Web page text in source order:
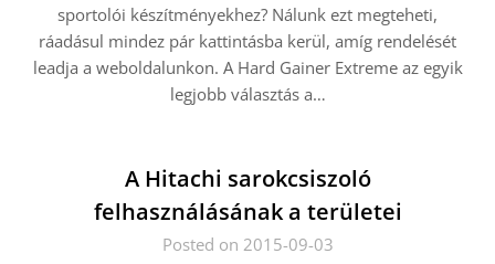
sportolói készítményekhez? Nálunk ezt megteheti,
ráadásul mindez pár kattintásba kerül, amíg rendelését
leadja a weboldalunkon. A Hard Gainer Extreme az egyik
legjobb választás a…
A Hitachi sarokcsiszoló
felhasználásának a területei
Posted on 2015-09-03